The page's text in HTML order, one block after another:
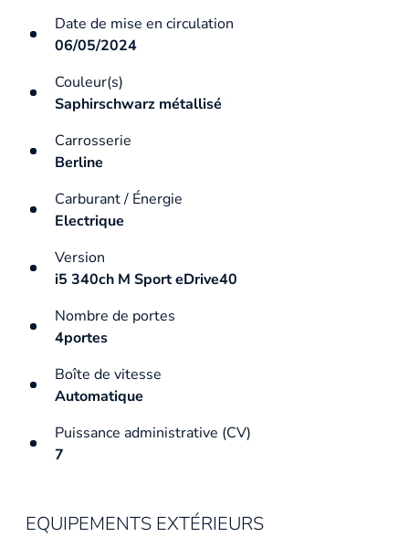
Date de mise en circulation
06/05/2024
Couleur(s)
Saphirschwarz métallisé
Carrosserie
Berline
Carburant / Énergie
Electrique
Version
i5 340ch M Sport eDrive40
Nombre de portes
4portes
Boîte de vitesse
Automatique
Puissance administrative (CV)
7
EQUIPEMENTS EXTÉRIEURS